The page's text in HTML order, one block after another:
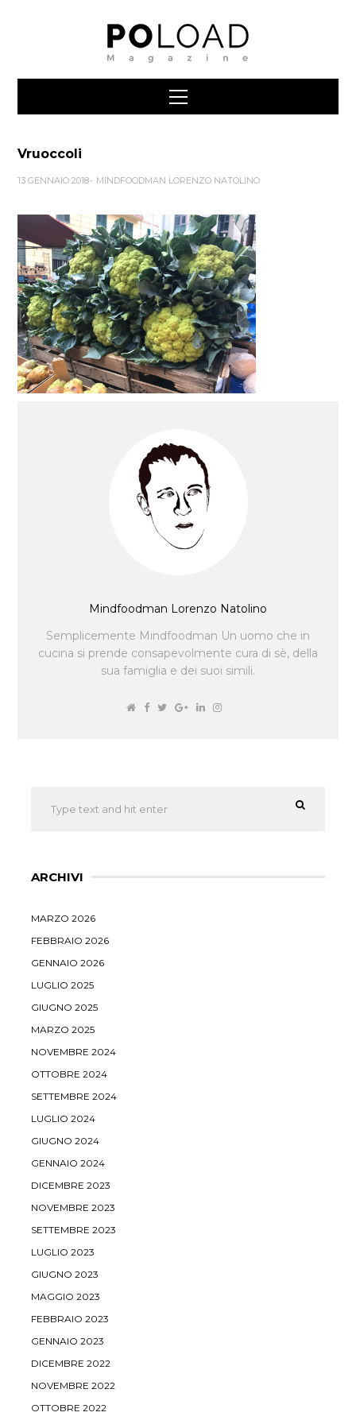
Vruoccoli
13 GENNAIO 2018 MINDFOODMAN LORENZO NATOLINO
Mindfoodman Lorenzo Natolino
Semplicemente Mindfoodman Un uomo che in
cucina si prende consapevolmente cura di sè, della
sua famiglia e dei suoi simili.
ARCHIVI
MARZO 2026
FEBBRAIO 2026
GENNAIO 2026
LUGLIO 2025
GIUGNO 2025
MARZO 2025
NOVEMBRE 2024
OTTOBRE 2024
SETTEMBRE 2024
LUGLIO 2024
GIUGNO 2024
GENNAIO 2024
DICEMBRE 2023
NOVEMBRE 2023
SETTEMBRE 2023
LUGLIO 2023
GIUGNO 2023
MAGGIO 2023
FEBBRAIO 2023
GENNAIO 2023
DICEMBRE 2022
NOVEMBRE 2022
OTTOBRE 2022